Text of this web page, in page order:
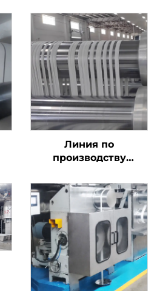
Линия по
производству
штапельного волокна
PLA Машина для
производства
кукурузного волокна